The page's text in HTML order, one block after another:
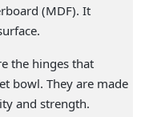
(MDF). It
the hinges that
bowl. They are made
and strength.